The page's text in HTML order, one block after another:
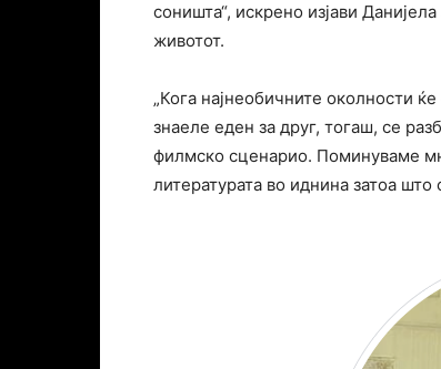
соништа“, искрено изјави
животот.
„Кога најнеобичните околности
знаеле еден за друг, тогаш, се
филмско сценарио. Поминуваме
литературата во иднина затоа